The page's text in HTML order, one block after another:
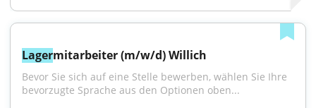
Lagermitarbeiter (m/w/d) Willich
Bevor Sie sich auf eine Stelle bewerben, wählen Sie Ihre
bevorzugte Sprache aus den Optionen oben...